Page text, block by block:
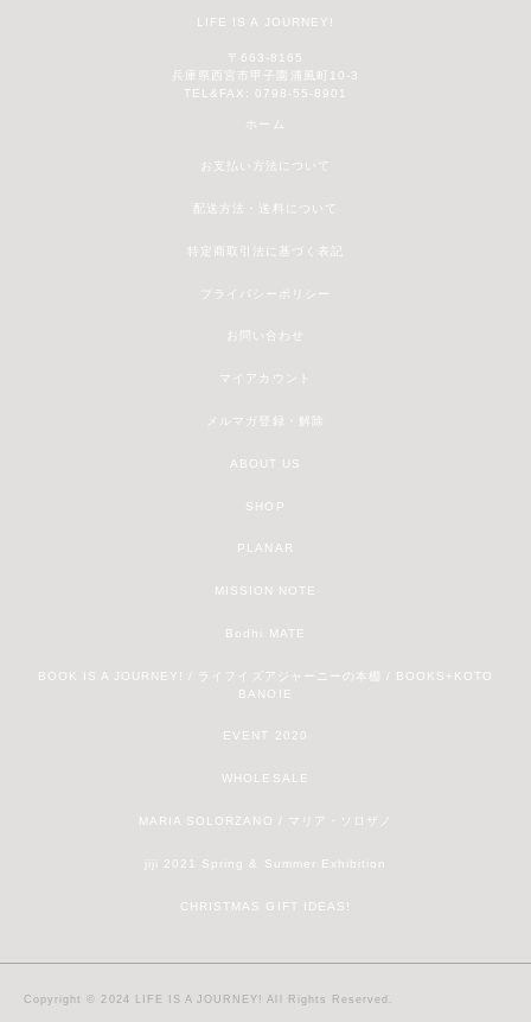
LIFE IS A JOURNEY!
〒663-8165
兵庫県西宮市甲子園浦風町10-3
TEL&FAX: 0798-55-8901
ホーム
お支払い方法について
配送方法・送料について
特定商取引法に基づく表記
プライバシーポリシー
お問い合わせ
マイアカウント
メルマガ登録・解除
ABOUT US
SHOP
PLANAR
MISSION NOTE
Bodhi MATE
BOOK IS A JOURNEY! / ライフイズアジャーニーの本棚 / BOOKS+KOTO
BANOIE
EVENT 2020
WHOLESALE
MARIA SOLORZANO / マリア・ソロザノ
jiji 2021 Spring & Summer Exhibition
CHRISTMAS GIFT IDEAS!
Copyright © 2024 LIFE IS A JOURNEY! All Rights Reserved.